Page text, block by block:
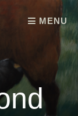
MENU